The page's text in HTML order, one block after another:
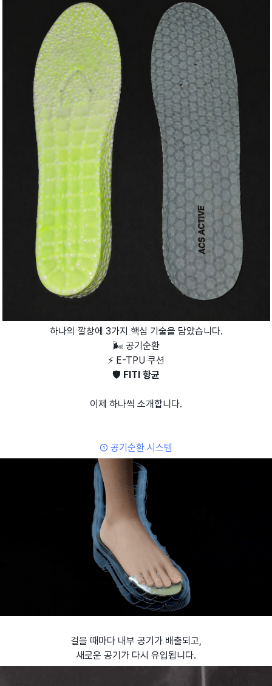
하나의 깔창에 3가지 핵심 기술을 담았습니다.
🌬️ 공기순환
⚡ E-TPU 쿠션
🛡️ FITI 항균
이제 하나씩 소개합니다.
① 공기순환 시스템
걸을 때마다 내부 공기가 배출되고,
새로운 공기가 다시 유입됩니다.